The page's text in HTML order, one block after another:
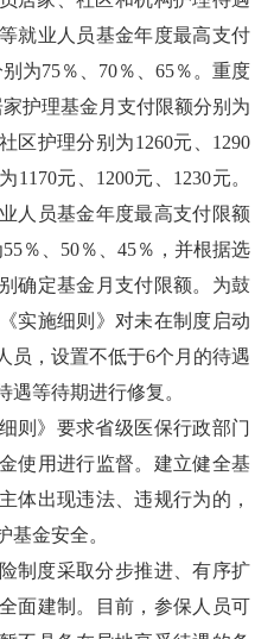
就业人员基金年度最高支付
为75％、70％、65％。重度
护理基金月支付限额分别为
区护理分别为1260元、1290
1170元、1200元、1230元。
人员基金年度最高支付限额
％、50％、45％，并根据选
确定基金月支付限额。为鼓
实施细则》对未在制度启动
员，设置不低于6个月的待遇
遇等待期进行修复。
则》要求省级医保行政部门
使用进行监督。建立健全基
体出现违法、违规行为的，
基金安全。
制度采取分步推进、有序扩
面建制。目前，参保人员可